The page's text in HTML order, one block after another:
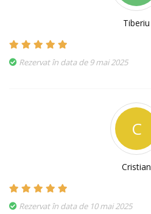
Tiberiu
Rezervat în data de 9 mai 2025
C
Cristian
Rezervat în data de 10 mai 2025